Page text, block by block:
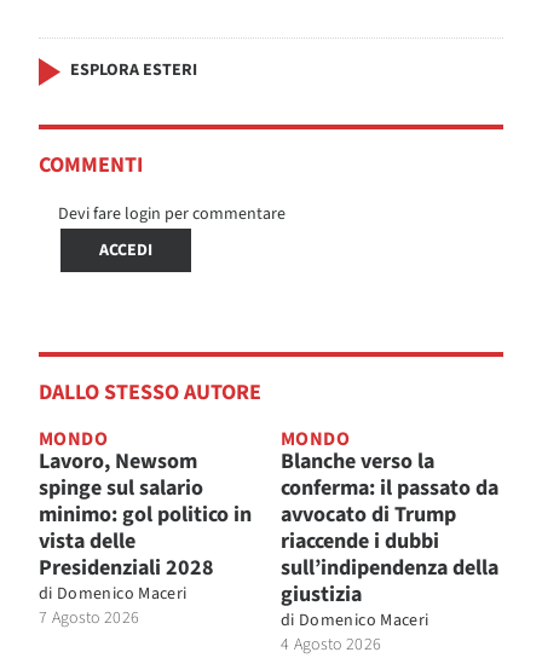
ESPLORA ESTERI
COMMENTI
Devi fare login per commentare
ACCEDI
DALLO STESSO AUTORE
MONDO
Lavoro, Newsom
spinge sul salario
minimo: gol politico in
vista delle
Presidenziali 2028
di Domenico Maceri
7 Agosto 2026
MONDO
Blanche verso la
conferma: il passato da
avvocato di Trump
riaccende i dubbi
sull’indipendenza della
giustizia
di Domenico Maceri
4 Agosto 2026